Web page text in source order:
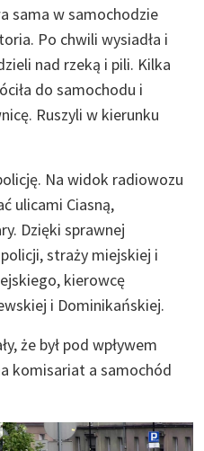
sama w samochodzie
Po chwili wysiadła i
nad rzeką i pili. Kilka
do samochodu i
Ruszyli w kierunku
Na widok radiowozu
ulicami Ciasną,
Dzięki sprawnej
straży miejskiej i
kierowcę
i Dominikańskiej.
że był pod wpływem
komisariat a samochód